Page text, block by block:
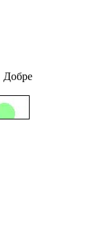
Добре